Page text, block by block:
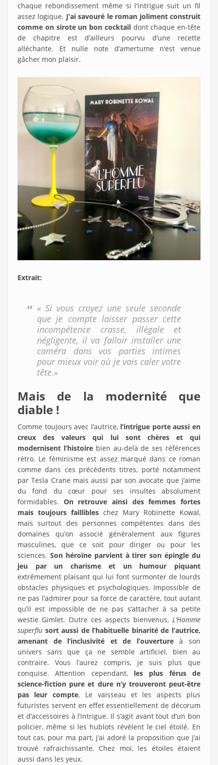
chaque rebondissement même si l'intrigue suit un fil
assez logique. J’ai savouré le roman joliment construit
comme on sirote un bon cocktail dont chaque en-tête
de chapitre est d’ailleurs pourvu d’une recette
alléchante. Et nulle note d’amertume n’est venue
gâcher mon plaisir.
Extrait:
« Si vous croyez une seule seconde
que je compte laisser passer cette
incompétence crasse, illégale et
négligente, il va falloir installer une
caméra dans vos parties intimes
pour mieux voir où je vais caler votre
tête.»
Mais de la modernité que
diable !
Comme toujours avec l’autrice, l’intrigue porte aussi en
creux des valeurs qui lui sont chères et qui
modernisent l’histoirebien au-delà de ses références
rétro. Le féminisme est assez marqué dans ce roman
comme dans ces précédents titres, porté notamment
par Tesla Crane mais aussi par son avocate que j’aime
du fond du cœur pour ses insultes absolument
formidables. On retrouve ainsi des femmes fortes
mais toujours faillibles chez Mary Robinette Kowal,
mais surtout des personnes compétentes dans des
domaines qu’on associé généralement aux figures
masculines, que ce soit pour diriger ou pour les
sciences. Son héroïne parvient à tirer son épingle du
jeu par un charisme et un humour piquant
extrêmement plaisant qui lui font surmonter de lourds
obstacles physiques et psychologiques. Impossible de
ne pas l’admirer pour sa force de caractère, tout autant
qu’il est impossible de ne pas s’attacher à sa petite
westie Gimlet. Outre ces aspects bienvenus, L’Homme
superflu sort aussi de l’habituelle binarité de l’autrice,
amenant de l’inclusivité et de l’ouvertureà son
univers sans que ça ne semble artificiel, bien au
contraire. Vous l’aurez compris, je suis plus que
conquise. Attention cependant,
les plus férus de
science-fiction pure et dure n’y trouveront peut-être
pas leur compte. Le vaisseau et les aspects plus
futuristes servent en effet essentiellement de décorum
et d’accessoires à l’intrigue. Il s’agit avant tout d’un bon
policier, même si les hublots révèlent le ciel étoilé. En
tout cas, pour ma part, j’ai adoré la proposition que j’ai
trouvé rafraichissante. Chez moi, les étoiles étaient
aussi dans les yeux.